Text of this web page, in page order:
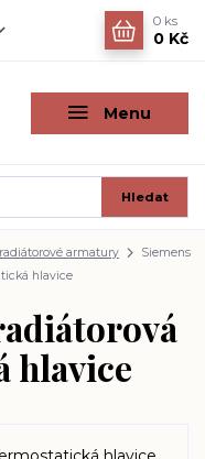
Menu
Hledat
0 ks
0 Kč
radiátorové armatury
Siemens
hlavice
hlavice